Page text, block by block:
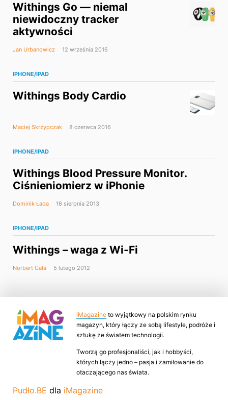
Withings Go — niemal
niewidoczny tracker
aktywności
Jan Urbanowicz 12 września 2016
IPHONE/IPAD
Withings Body Cardio
Maciej Skrzypczak 8 czerwca 2016
IPHONE/IPAD
Withings Blood Pressure Monitor.
Ciśnieniomierz w iPhonie
Dominik Łada 16 sierpnia 2013
IPHONE/IPAD
Withings – waga z Wi-Fi
Norbert Cała 5 lutego 2012
iMagazine to wyjątkowy na polskim rynku
magazyn, który łączy ze sobą lifestyle, podróże i
sztukę ze światem technologii.
Tworzą go profesjonaliści, jak i hobbyści,
których łączy jedno – pasja i zamiłowanie do
otaczającego nas świata.
Pudło.BE dla iMagazine